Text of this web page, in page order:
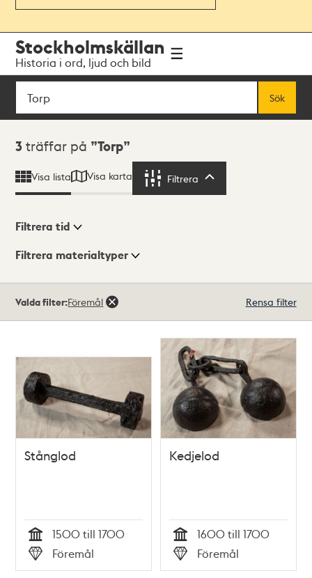
navigationen
huvudinnehållet
Stockholmskällan
Historia i ord, ljud och bild
Sök
Sök
Sökresultat
3 träffar på Torp
Visa lista Visa karta Filtrera
Visningsläge
Filtrera tid
Filtrera materialtyper
träffar
Valda filter:Föremål Rensa filter
Stånglod
Tid
1500 till 1700
Typ
Föremål
Kedjelod
Tid
1600 till 1700
Typ
Föremål